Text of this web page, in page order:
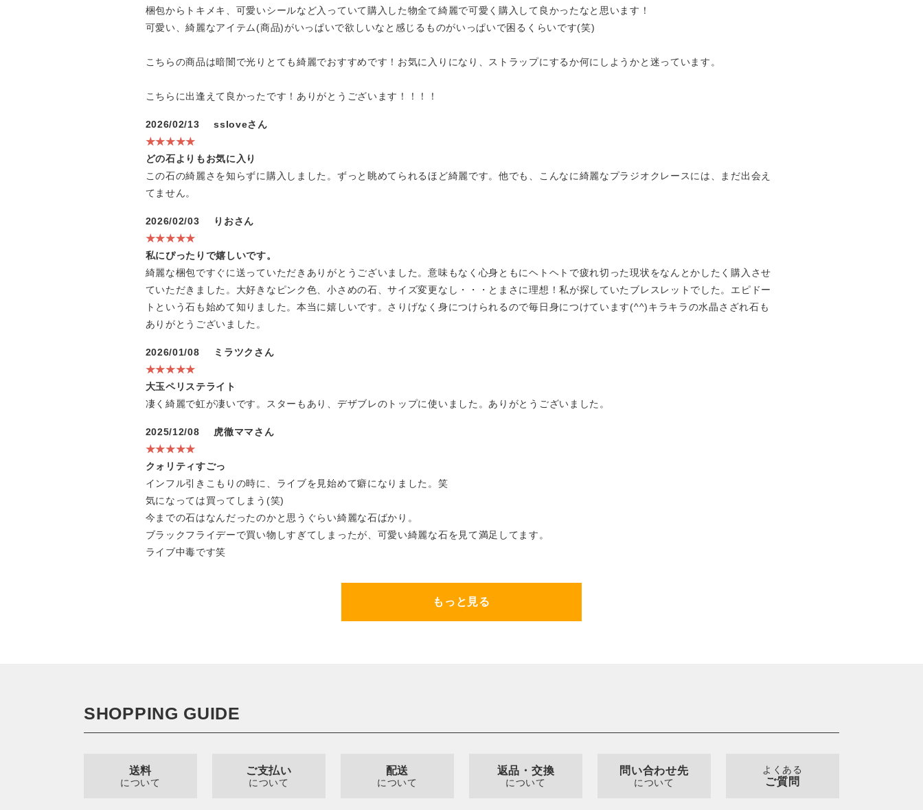
梱包からトキメキ、可愛いシールなど入っていて購入した物全て綺麗で可愛く購入して良かったなと思います！
可愛い、綺麗なアイテム(商品)がいっぱいで欲しいなと感じるものがいっぱいで困るくらいです(笑)
こちらの商品は暗闇で光りとても綺麗でおすすめです！お気に入りになり、ストラップにするか何にしようかと迷っています。
こちらに出逢えて良かったです！ありがとうございます！！！！
2026/02/13
ssloveさん
★★★★★
どの石よりもお気に入り
この石の綺麗さを知らずに購入しました。ずっと眺めてられるほど綺麗です。他でも、こんなに綺麗なプラジオクレースには、まだ出会え
てません。
2026/02/03
りおさん
★★★★★
私にぴったりで嬉しいです。
綺麗な梱包ですぐに送っていただきありがとうございました。意味もなく心身ともにヘトヘトで疲れ切った現状をなんとかしたく購入させ
ていただきました。大好きなピンク色、小さめの石、サイズ変更なし・・・とまさに理想！私が探していたブレスレットでした。エピドー
トという石も始めて知りました。本当に嬉しいです。さりげなく身につけられるので毎日身につけています(^^)キラキラの水晶さざれ石も
ありがとうございました。
2026/01/08
ミラツクさん
★★★★★
大玉ペリステライト
凄く綺麗で虹が凄いです。スターもあり、デザブレのトップに使いました。ありがとうございました。
2025/12/08
虎徹ママさん
★★★★★
クォリティすごっ
インフル引きこもりの時に、ライブを見始めて癖になりました。笑
気になっては買ってしまう(笑)
今までの石はなんだったのかと思うぐらい綺麗な石ばかり。
ブラックフライデーで買い物しすぎてしまったが、可愛い綺麗な石を見て満足してます。
ライブ中毒です笑
もっと見る
SHOPPING GUIDE
送料
について
ご支払い
について
配送
について
返品・交換
について
問い合わせ先
について
よくある
ご質問